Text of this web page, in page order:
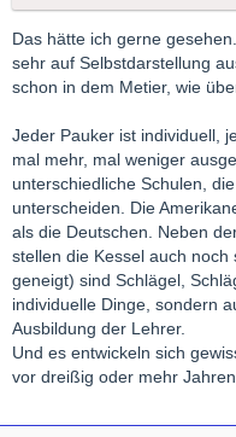
Das hätte ich gerne
sehr auf Selbstdarstellung
schon in dem Metier, wie
Jeder Pauker ist individuell,
mal mehr, mal weniger
unterschiedliche Schulen,
unterscheiden. Die
als die Deutschen. Neben
stellen die Kessel auch
geneigt) sind Schlägel,
individuelle Dinge, sondern
Ausbildung der Lehrer.
Und es entwickeln sich
vor dreißig oder mehr